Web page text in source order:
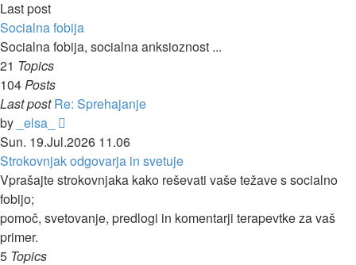
Last post
Socialna fobija
Socialna fobija, socialna anksioznost ...
21 Topics
104Posts
Last post Re: Sprehajanje
by _elsa_
the
latest
post
Sun. 19.Jul.2026 11.06
Strokovnjak odgovarja in svetuje
Vprašajte strokovnjaka kako reševati vaše težave s socialno
fobijo;
pomoč, svetovanje, predlogi in komentarji terapevtke za vaš
primer.
5 Topics